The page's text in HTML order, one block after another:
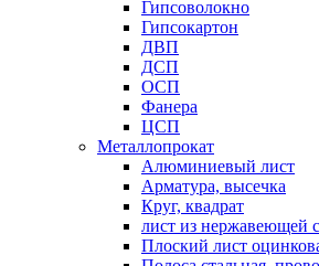
Гипсоволокно
Гипсокартон
ДВП
ДСП
ОСП
Фанера
ЦСП
Металлопрокат
Алюминиевый лист
Арматура, высечка
Круг, квадрат
лист из нержавеющей
Плоский лист